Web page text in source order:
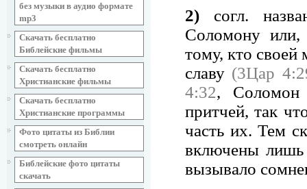
без музыки в аудио формате
mp3
Скачать бесплатно
Библейские фильмы
Скачать бесплатно
Христианские фильмы
Скачать бесплатно
Христианские программы
Фото цитаты из Библии
смотреть онлайн
Библейские фото цитаты
скачать
2) согл.
Соломону или,
тому, кто своей
славу (3Цар
4:32, Соломон
притчей, так
часть их. Тем
включены лишь
вызывало